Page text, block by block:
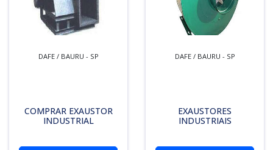
DAFE / BAURU - SP
COMPRAR EXAUSTOR
INDUSTRIAL
DAFE / BAURU - SP
EXAUSTORES
INDUSTRIAIS